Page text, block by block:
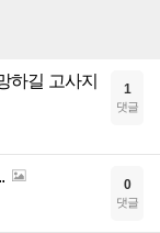
하길 고사지
1
댓글
0
댓글